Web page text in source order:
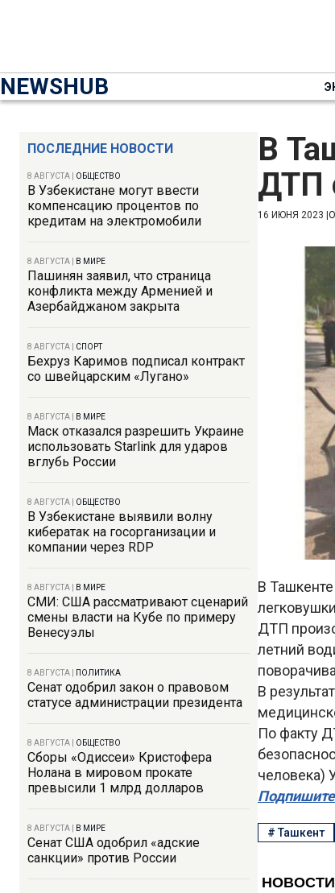
NEWSHUB
ПОСЛЕДНИЕ НОВОСТИ
8 АВГУСТА ОБЩЕСТВО
В Узбекистане могут ввести
компенсацию процентов по
кредитам на электромобили
8 АВГУСТА В МИРЕ
Пашинян заявил, что страница
конфликта между Арменией и
Азербайджаном закрыта
8 АВГУСТА СПОРТ
Бехруз Каримов подписал контракт
со швейцарским «Лугано»
8 АВГУСТА В МИРЕ
Маск отказался разрешить Украине
использовать Starlink для ударов
вглубь России
8 АВГУСТА ОБЩЕСТВО
В Узбекистане выявили волну
кибератак на госорганизации и
компании через RDP
8 АВГУСТА В МИРЕ
СМИ: США рассматривают сценарий
смены власти на Кубе по примеру
Венесуэлы
8 АВГУСТА ПОЛИТИКА
Сенат одобрил закон о правовом
статусе администрации президента
8 АВГУСТА ОБЩЕСТВО
Сборы «Одиссеи» Кристофера
Нолана в мировом прокате
превысили 1 млрд долларов
8 АВГУСТА В МИРЕ
Сенат США одобрил «адские
санкции» против России
В
ДТП
16 ИЮНЯ 2023
В
ДТП
летний
В
По факту
человека)
#Ташкент